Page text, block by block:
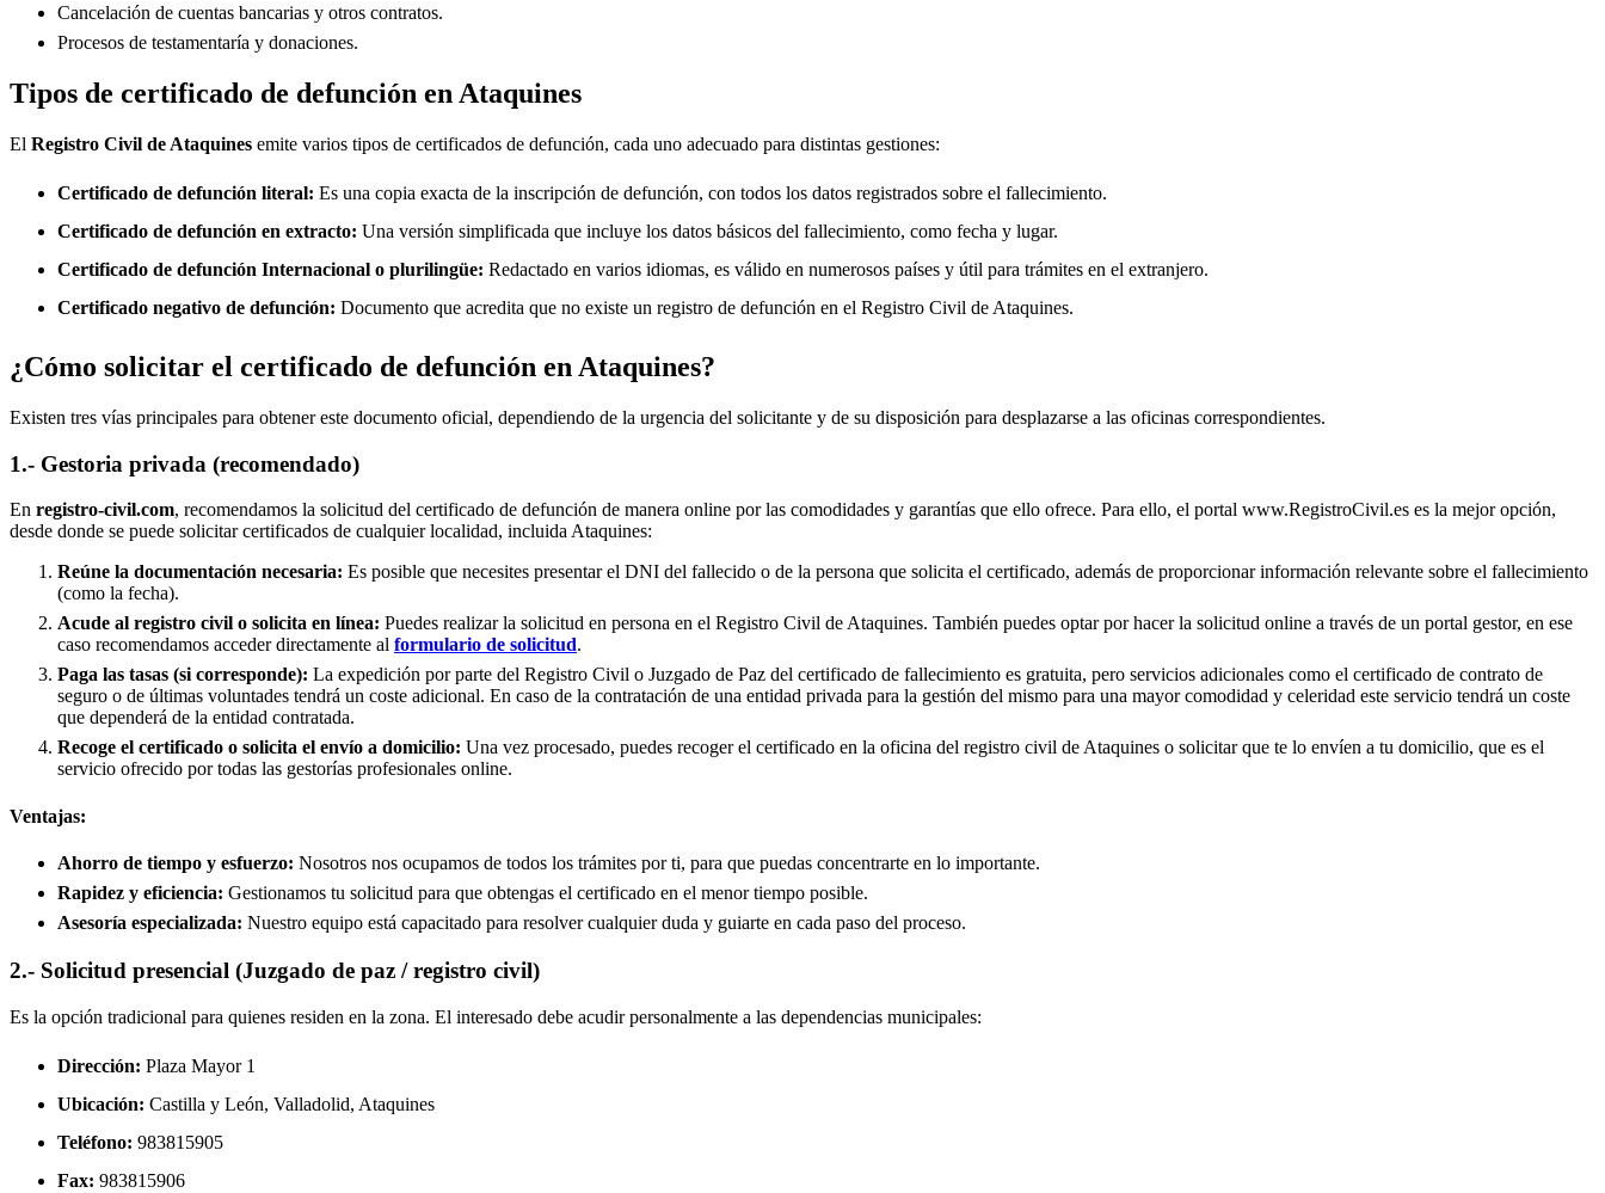
Cancelación de cuentas bancarias y otros contratos.
Procesos de testamentaría y donaciones.
Tipos de certificado de defunción en Ataquines
El Registro Civil de Ataquines emite varios tipos de certificados de defunción, cada uno adecuado para distintas gestiones:
Certificado de defunción literal: Es una copia exacta de la inscripción de defunción, con todos los datos registrados sobre el fallecimiento.
Certificado de defunción en extracto: Una versión simplificada que incluye los datos básicos del fallecimiento, como fecha y lugar.
Certificado de defunción Internacional o plurilingüe: Redactado en varios idiomas, es válido en numerosos países y útil para trámites en el extranjero.
Certificado negativo de defunción: Documento que acredita que no existe un registro de defunción en el Registro Civil de Ataquines.
¿Cómo solicitar el certificado de defunción en Ataquines?
Existen tres vías principales para obtener este documento oficial, dependiendo de la urgencia del solicitante y de su disposición para desplazarse a las oficinas correspondientes.
1.- Gestoria privada (recomendado)
En registro-civil.com, recomendamos la solicitud del certificado de defunción de manera online por las comodidades y garantías que ello ofrece. Para ello, el portal www.RegistroCivil.es es la mejor opción,
desde donde se puede solicitar certificados de cualquier localidad, incluida Ataquines:
Reúne la documentación necesaria: Es posible que necesites presentar el DNI del fallecido o de la persona que solicita el certificado, además de proporcionar información relevante sobre el fallecimiento
(como la fecha).
Acude al registro civil o solicita en línea: Puedes realizar la solicitud en persona en el Registro Civil de Ataquines. También puedes optar por hacer la solicitud online a través de un portal gestor, en ese
caso recomendamos acceder directamente al formulario de solicitud.
Paga las tasas (si corresponde): La expedición por parte del Registro Civil o Juzgado de Paz del certificado de fallecimiento es gratuita, pero servicios adicionales como el certificado de contrato de
seguro o de últimas voluntades tendrá un coste adicional. En caso de la contratación de una entidad privada para la gestión del mismo para una mayor comodidad y celeridad este servicio tendrá un coste
que dependerá de la entidad contratada.
Recoge el certificado o solicita el envío a domicilio: Una vez procesado, puedes recoger el certificado en la oficina del registro civil deAtaquines o solicitar que te lo envíen a tu domicilio, que es el
servicio ofrecido por todas las gestorías profesionales online.
Ventajas:
Ahorro de tiempo y esfuerzo: Nosotros nos ocupamos de todos los trámites por ti, para que puedas concentrarte en lo importante.
Rapidez y eficiencia: Gestionamos tu solicitud para que obtengas el certificado en el menor tiempo posible.
Asesoría especializada: Nuestro equipo está capacitado para resolver cualquier duda y guiarte en cada paso del proceso.
2.- Solicitud presencial (Juzgado de paz / registro civil)
Es la opción tradicional para quienes residen en la zona. El interesado debe acudir personalmente a las dependencias municipales:
Dirección: Plaza Mayor 1
Ubicación: Castilla y León, Valladolid, Ataquines
Teléfono: 983815905
Fax: 983815906